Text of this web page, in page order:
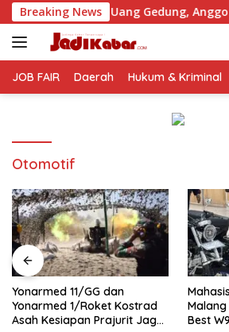
Langsung
ke
konten
Breaking News
Gedung, Anggota Komite SMAN 1
JOB FAIR Daerah Hukum & Kriminal
Otomotif
Yonarmed 11/GG dan
Yonarmed 1/Roket Kostrad
Asah Kesiapan Prajurit Jaga
Best